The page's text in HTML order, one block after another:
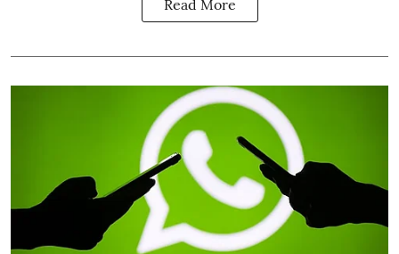
Read More